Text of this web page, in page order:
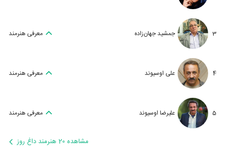
3 جمشید جهان‌زاده معرفی هنرمند
4 علی اوسیوند معرفی هنرمند
5 علیرضا اوسیوند معرفی هنرمند
مشاهده 20 هنرمند داغ روز